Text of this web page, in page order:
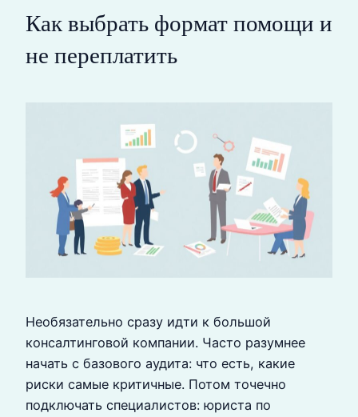
Как выбрать формат помощи и
не переплатить
Необязательно сразу идти к большой
консалтинговой компании. Часто разумнее
начать с базового аудита: что есть, какие
риски самые критичные. Потом точечно
подключать специалистов: юриста по